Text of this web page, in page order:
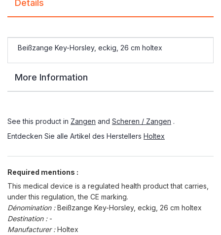
Details
Beißzange Key-Horsley, eckig, 26 cm holtex
More Information
See this product in Zangen and Scheren / Zangen .
Entdecken Sie alle Artikel des Herstellers Holtex
Required mentions :
This medical device is a regulated health product that carries,
under this regulation, the CE marking.
Dénomination :Beißzange Key-Horsley, eckig, 26 cm holtex
Destination : -
Manufacturer :Holtex